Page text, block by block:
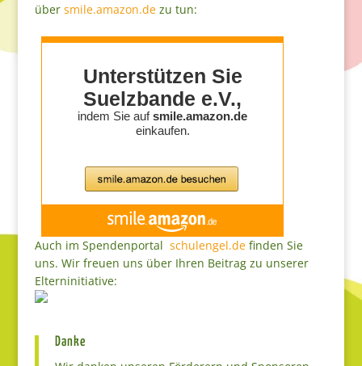
über smile.amazon.dezu tun:
Auch im Spendenportal schulengel.definden Sie
uns. Wir freuen uns über Ihren Beitrag zu unserer
Elterninitiative:
Danke